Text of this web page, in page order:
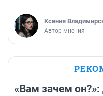
Ксения
Автор мнения
«Вам зачем